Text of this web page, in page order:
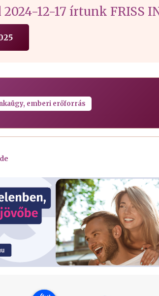
12-17 írtunk FRISS
emberi erőforrás